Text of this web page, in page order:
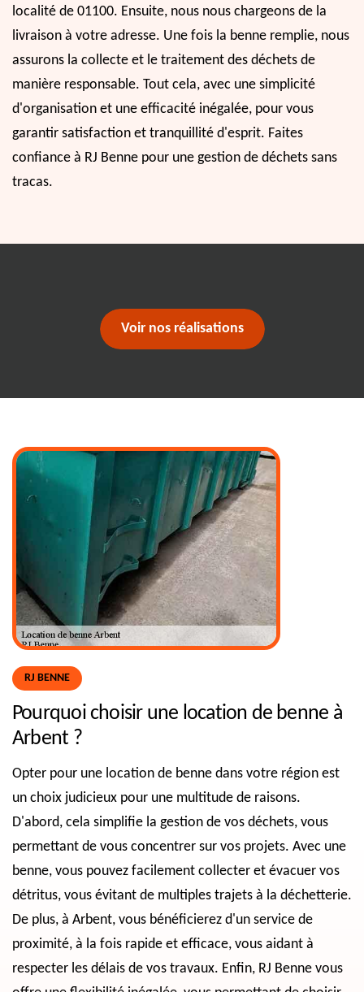
localité de 01100. Ensuite, nous nous chargeons de la
livraison à votre adresse. Une fois la benne remplie, nous
assurons la collecte et le traitement des déchets de
manière responsable. Tout cela, avec une simplicité
d'organisation et une efficacité inégalée, pour vous
garantir satisfaction et tranquillité d'esprit. Faites
confiance à RJ Benne pour une gestion de déchets sans
tracas.
Voir nos réalisations
RJ BENNE
Pourquoi choisir une location de benne à
Arbent ?
Opter pour une location de benne dans votre région est
un choix judicieux pour une multitude de raisons.
D'abord, cela simplifie la gestion de vos déchets, vous
permettant de vous concentrer sur vos projets. Avec une
benne, vous pouvez facilement collecter et évacuer vos
détritus, vous évitant de multiples trajets à la déchetterie.
De plus, à Arbent, vous bénéficierez d'un service de
proximité, à la fois rapide et efficace, vous aidant à
respecter les délais de vos travaux. Enfin, RJ Benne vous